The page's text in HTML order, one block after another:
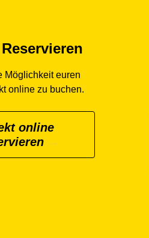
Möglichkeit euren
online zu buchen.
online